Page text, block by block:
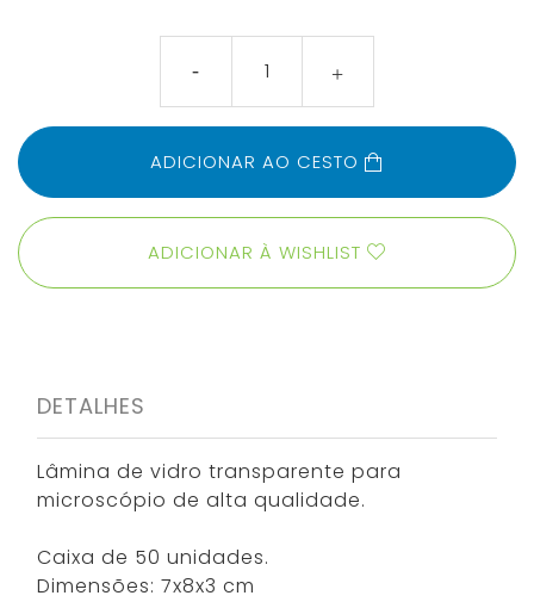
ADICIONAR À WISHLIST
ADICIONAR AO CESTO
DETALHES
Lâmina de vidro transparente para
microscópio de alta qualidade.
Caixa de 50 unidades.
Dimensões: 7x8x3 cm